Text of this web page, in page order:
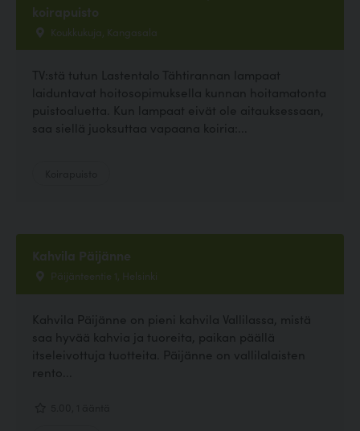
koirapuisto
Koukkukuja, Kangasala
TV:stä tutun Lastentalo Tähtirannan lampaat
laiduntavat hoitosopimuksella kunnan hoitamatonta
puistoaluetta. Kun lampaat eivät ole aitauksessaan,
saa siellä juoksuttaa vapaana koiria:...
Kahvila Päijänne
Päijänteentie 1, Helsinki
Kahvila Päijänne on pieni kahvila Vallilassa, mistä
saa hyvää kahvia ja tuoreita, paikan päällä
itseleivottuja tuotteita. Päijänne on vallilalaisten
rento...